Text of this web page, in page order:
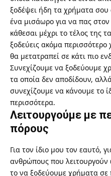
ξοδέψει ήδη τα χρήματα σου
ένα μισάωρο για να πας
κάθεσαι μέχρι το τέλος της
ξοδεύεις ακόμα
θα μετατραπεί σε κάτι πιο
Συνεχίζουμε να ξοδεύουμε
τα οποία δεν αποδίδουν,
συνεχίζουμε να κάνουμε το
περισσότερα.
Λειτουργούμε με
πόρους
Για τον ίδιο μου τον εαυτό,
ανθρώπους που λειτουργούν
το να ξοδεύουμε χρήματα σε